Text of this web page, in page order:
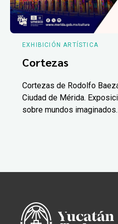
EXHIBICIÓN ARTÍSTICA
Cortezas
Cortezas de Rodolfo
Ciudad de Mérida.
sobre mundos imaginados.